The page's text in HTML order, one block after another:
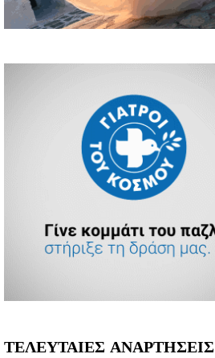
ΤΕΛΕΥΤΑΙΕΣ ΑΝΑΡΤΗΣΕΙΣ